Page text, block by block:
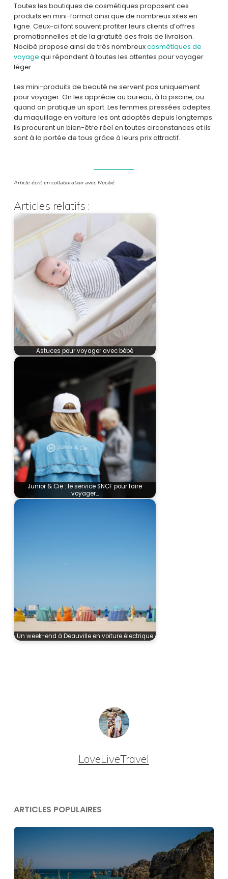
Toutes les boutiques de cosmétiques proposent ces
produits en mini-format ainsi que de nombreux sites en
ligne. Ceux-ci font souvent profiter leurs clients d’offres
promotionnelles et de la gratuité des frais de livraison.
Nocibé propose ainsi de très nombreuxcosmétiques de
voyage qui répondent à toutes les attentes pour voyager
léger.
Les mini-produits de beauté ne servent pas uniquement
pour voyager. On les apprécie au bureau, à la piscine, ou
quand on pratique un sport. Les femmes pressées adeptes
du maquillage en voiture les ont adoptés depuis longtemps.
Ils procurent un bien-être réel en toutes circonstances et ils
sont à la portée de tous grâce à leurs prix attractif.
Article écrit en collaboration avec Nocibé
Articles relatifs :
Astuces pour voyager avec bébé
Junior & Cie : le service SNCF pour faire
voyager…
Un week-end à Deauville en voiture électrique
LoveLiveTravel
ARTICLES POPULAIRES